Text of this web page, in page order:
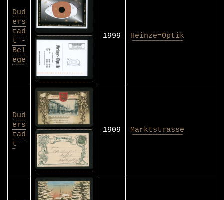
Dud
ers
tad
t -
Bel
ege
1999 Heinze=Optik
Dud
ers
tad
t
1909 Marktstrasse